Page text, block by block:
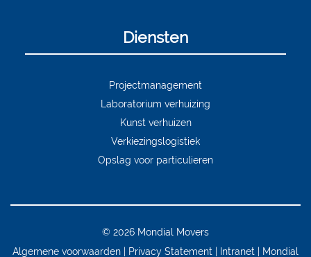
Diensten
Projectmanagement
Laboratorium verhuizing
Kunst verhuizen
Verkiezingslogistiek
Opslag voor particulieren
© 2026 Mondial Movers
Algemene voorwaarden Privacy Statement Intranet Mondial